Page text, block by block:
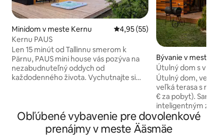
Minidom v meste Kernu Priemerné ohodnotenie 4,95
4,95 (55)
Kernu PAUS
Len 15 minút od Tallinnu smerom k
Pärnu, PAUS mini house vás pozýva na
nezabudnuteľný oddych od
každodenného života. Vychutnajte si
zámok, strešné okno, rozkladaciu
pohovku na mieru a útulný parný krb.
Podlahové kúrenie, klimatizácia a
Bývanie v meste
Útulný dom s
súkromným
Útulný dom,
veľká terasa s
€ za pobyt).
inteligentným
40+ Mbit/s pre
sauna a kozub v
uhlie. Bezplatné
Obľúbené vybavenie pre dovolenkové
prenájmy v meste Ääsmäe